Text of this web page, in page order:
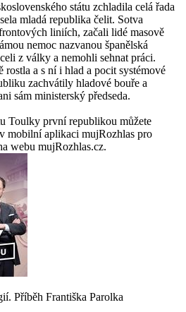
státu zchladila celá řada
mladá republika čelit. Sotva
liniích, začali lidé masově
nemoc nazvanou španělská
z války a nemohli sehnat práci.
rostla a s ní i hlad a pocit systémové
zachvátily hladové bouře a
sám ministerský předseda.
Toulky první republikou můžete
mobilní aplikaci mujRozhlas pro
webu mujRozhlas.cz.
Příběh Františka Parolka